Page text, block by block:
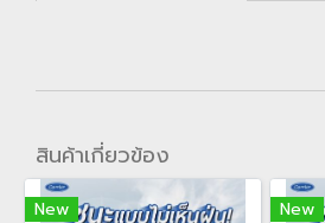
สินค้าเกี่ยวข้อง
New New